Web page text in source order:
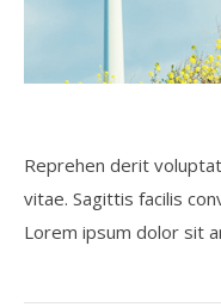
Reprehen derit
vitae. Sagittis facilis
Lorem ipsum dolor sit